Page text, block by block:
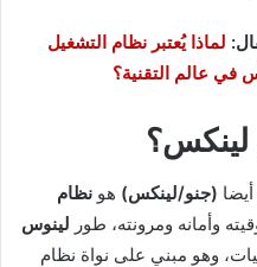
لماذا يُعتبر نظام التشغيل
لينكس؟
(جنو/لينكس) هو نظام
وأمانه ومرونته، طور لينوس
وهو مبني على نواة نظام